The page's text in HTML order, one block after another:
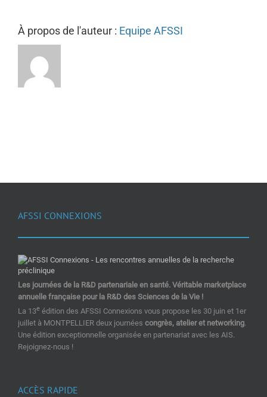
À propos de l'auteur : Equipe AFSSI
AFSSI CONNEXIONS
Les journées de la R&D partenariale en santé. Véritable marketplace
annuelle française pour la R&D des Sciences de la Vie !
La 13e édition des AFSSI Connexions vous propose les 30 juin et 1er
juillet à MONTPELLIER deux journées congrès, atelier et networking.
Une édition exceptionnelle organisée en partenariat avec les AIS.
Rejoignez-nous !
ACCÈS RAPIDE